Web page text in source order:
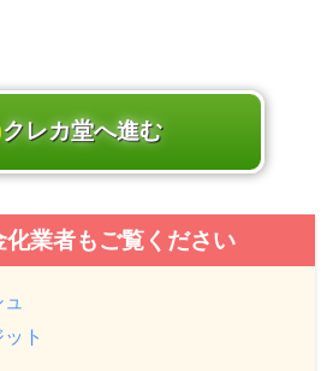
クレカ堂へ進む
化業者もご覧ください
ト